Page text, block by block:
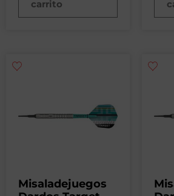
carrito
Misaladejuegos